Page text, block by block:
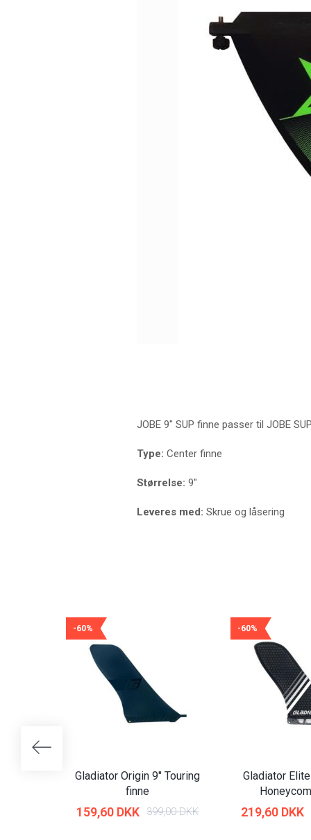
JOBE 9" SUP finne passer til JOBE
Type: Center finne
Størrelse: 9"
Leveres med: Skrue og låsering
-60%
Gladiator Origin 9″ Touring
finne
159,60 DKK 399,00 DKK
-60%
Gladiator
219,60 DKK